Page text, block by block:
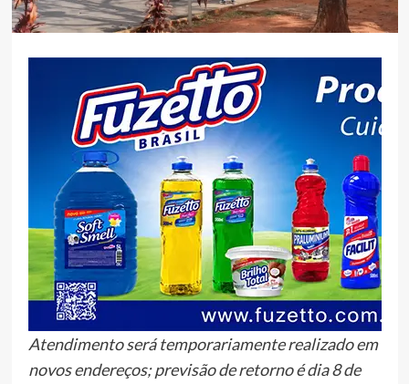
Atendimento será temporariamente realizado em
novos endereços; previsão de retorno é dia 8 de